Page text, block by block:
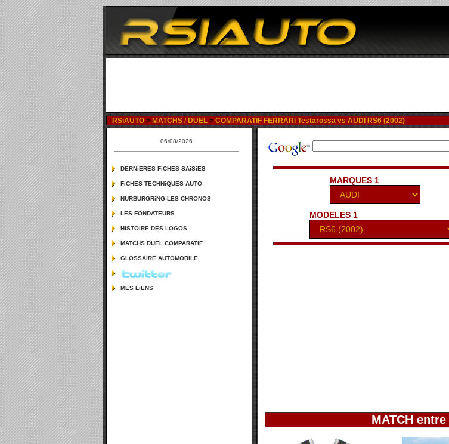
RSiAUTO > MATCHS / DUEL > COMPARATIF FERRARI Testarossa vs AUDI RS6 (2002)
MARQUES 1
MODELES 1
MATCH entre
06/08/2026
DERNiERES FiCHES SAiSiES
FiCHES TECHNiQUES AUTO
NURBURGRiNG-LES CHRONOS
LES FONDATEURS
HiSTOiRE DES LOGOS
MATCHS DUEL COMPARATiF
GLOSSAiRE AUTOMOBiLE
MES LiENS